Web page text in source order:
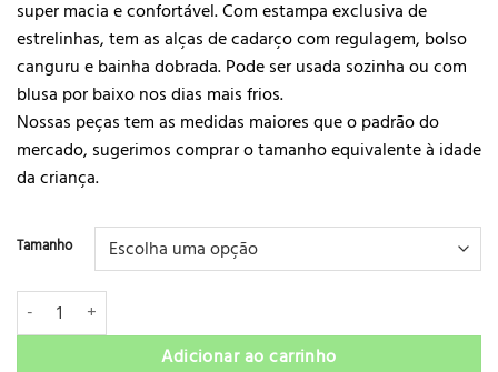
era:
R$118,00.
é:
R$69,00.
super macia e confortável. Com estampa exclusiva de
estrelinhas, tem as alças de cadarço com regulagem, bolso
canguru e bainha dobrada. Pode ser usada sozinha ou com
blusa por baixo nos dias mais frios.
Nossas peças tem as medidas maiores que o padrão do
mercado, sugerimos comprar o tamanho equivalente à idade
da criança.
Tamanho
Jardineira Unissex Para Bebê Pistol Star Heiko quantidade
Adicionar ao carrinho